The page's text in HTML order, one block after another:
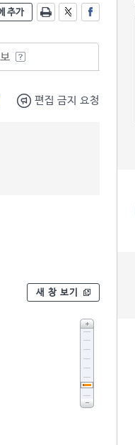
추가
편집 금지 요청
새 창 보기